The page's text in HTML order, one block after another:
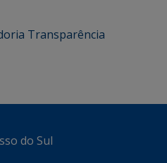
Transparência
do Sul